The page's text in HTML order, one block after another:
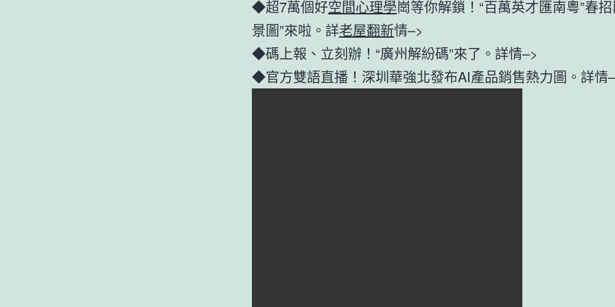
◆超7萬個好空間心理學崗等你解鎖！“百萬英才匯南粵”春
景圖”來啦。詳老屋翻新情–>
◆碼上報、立刻辦！“廣州解紛碼”來了。詳情–>
◆官方雙語直播！深圳華強北發布AI產品銷售熱力圖。詳情